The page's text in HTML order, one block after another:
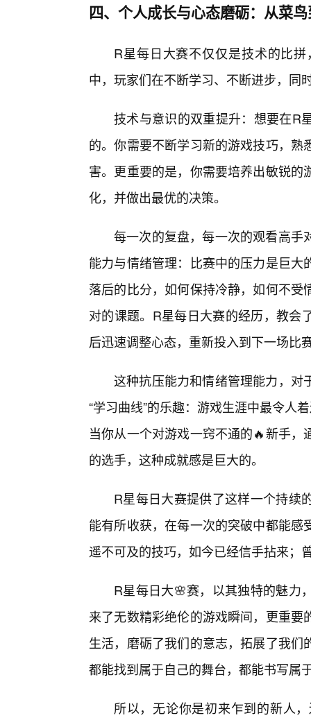
四、个人成长与心态磨砺：从菜
R星每日大赛不仅仅是技术的比
中，玩家们在不断学习、不断进步，同
技术与意识的双重提升：想要在R
的。你需要不断学习新的游戏技巧，
害。更重要的是，你需要培养出敏锐
化，并做出最优的决策。
每一次的复盘，每一次的观看高手
能力与情绪管理：比赛中的压力是巨
落后的比分，如何保持冷静，如何不
对的课题。R星每日大赛的经历，教会
后迅速调整心态，重新投入到下一场比
这种抗压能力和情绪管理能力，对
“学习曲线”的乐趣：游戏生涯中最令人
当你从一个对游戏一窍不通的🔥新手
的选手，这种成就感是巨大的。
R星每日大赛提供了这样一个持续
能有所收获，在每一次的突破中都能
遥不可及的技巧，如今已经信手拈来；
R星每日大🌸赛，以其独特的魅力
来了无数精彩绝伦的游戏瞬间，更重
生活，磨砺了我们的意志，拓展了我
都能找到属于自己的舞台，都能书写属
所以，无论你是初来乍到的新人